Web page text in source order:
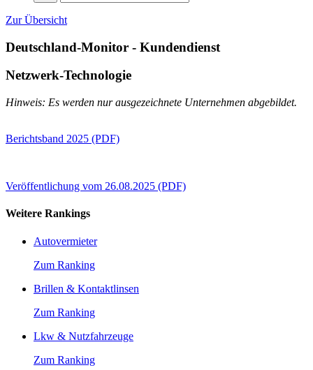
Zur Übersicht
Deutschland-Monitor - Kundendienst
Netzwerk-Technologie
Hinweis: Es werden nur ausgezeichnete Unternehmen abgebildet.
Berichtsband 2025 (PDF)
Veröffentlichung vom 26.08.2025 (PDF)
Weitere Rankings
Autovermieter
Zum Ranking
Brillen & Kontaktlinsen
Zum Ranking
Lkw & Nutzfahrzeuge
Zum Ranking